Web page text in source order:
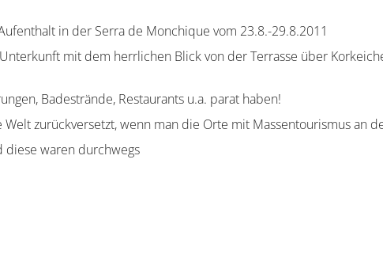
in der Serra de Monchique vom 23.8.-29.8.2011
mit dem herrlichen Blick von der Terrasse über
Badestrände, Restaurants u.a. parat haben!
zurückversetzt, wenn man die Orte mit Massentourismus an
diese waren durchwegs